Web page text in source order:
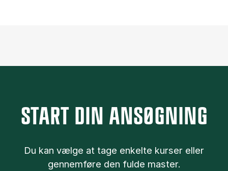
START DIN ANSØGNING
Du kan væl­ge at tage en­kel­te kurser el­ler
gen­nem­fø­re den ful­de ma­ster.